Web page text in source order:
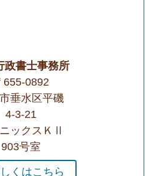
政書士事務所
655-0892
垂水区平磯
4-3-21
ックスＫⅡ
903号室
くはこちら